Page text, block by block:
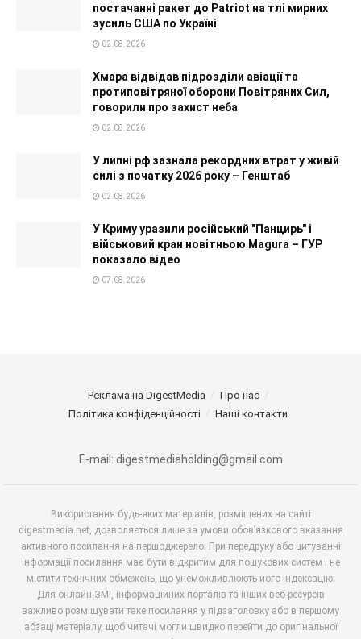
постачанні ракет до Patriot на тлі мирних
зусиль США по Україні
02.08.2026
Хмара відвідав підрозділи авіації та
протиповітряної оборони Повітряних Сил,
говорили про захист неба
02.08.2026
У липні рф зазнала рекордних втрат у живій
силі з початку 2026 року – Генштаб
02.08.2026
У Криму уразили російський "Панцирь" і
військовий кран новітньою Magura – ГУР
показало відео
07.08.2026
Реклама на DigestMedia
Про нас
Політика конфіденційності
Наші контакти
E-mail: digestmediaholding@gmail.com
Використання будь-яких матеріалів, розміщених на сайті
digestmedia.net, дозволяється лише за умови обов’язкового вказання
активного посилання на першоджерело. При передруку або цитуванні
інформації посилання має бути відкритим для пошукових систем і не
містити технічних обмежень, що унеможливлюють його індексацію.
Для онлайн-ЗМІ, інформаційних порталів та інших веб-ресурсів
важливо розміщувати таке посилання у підзаголовку або в першому
абзаці матеріалу, щоб читачі могли швидко перейти до оригінальної